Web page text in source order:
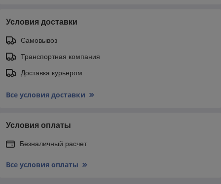
Условия доставки
Самовывоз
Транспортная компания
Доставка курьером
Все условия доставки
Условия оплаты
Безналичный расчет
Все условия оплаты